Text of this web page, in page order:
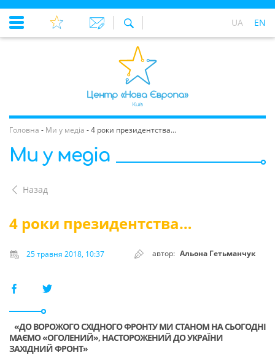
UA EN
Головна - Ми у медіа -4 роки президентства…
Ми у медіа
Назад
4 роки президентства…
25 травня 2018, 10:37 автор: Альона Гетьманчук
«ДО ВОРОЖОГО СХІДНОГО ФРОНТУ МИ СТАНОМ НА СЬОГОДНІ
МАЄМО «ОГОЛЕНИЙ», НАСТОРОЖЕНИЙ ДО УКРАЇНИ
ЗАХІДНИЙ ФРОНТ»